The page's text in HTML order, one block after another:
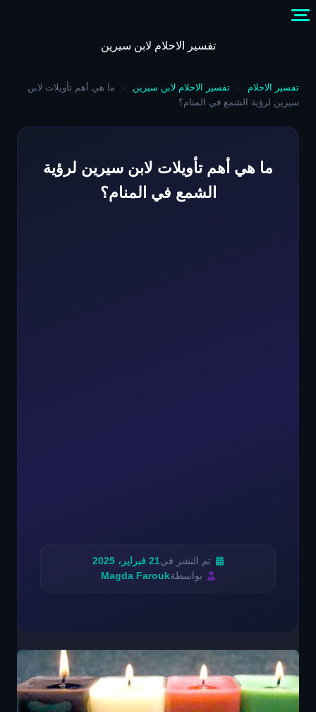
content
تفسير الاحلام لابن سيرين
تفسير الاحلام - تفسير الاحلام لابن سيرين -
ما هي أهم تأويلات لابن
سيرين لرؤية الشمع في المنام؟
ما هي أهم تأويلات لابن سيرين لرؤية
الشمع في المنام؟
تم النشر في21 فبراير، 2025
بواسطةMagda Farouk